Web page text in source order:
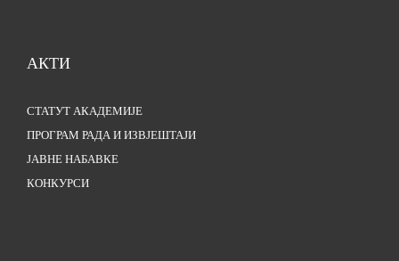
АКТИ
СТАТУТ АКАДЕМИЈЕ
ПРОГРАМ РАДА И ИЗВЈЕШТАЈИ
ЈАВНЕ НАБАВКЕ
КОНКУРСИ